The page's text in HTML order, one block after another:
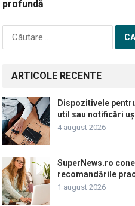
profundă
Caută
după:
ARTICOLE RECENTE
Dispozitivele
util sau notificări
4 august 2026
SuperNews.ro
recomandările
1 august 2026